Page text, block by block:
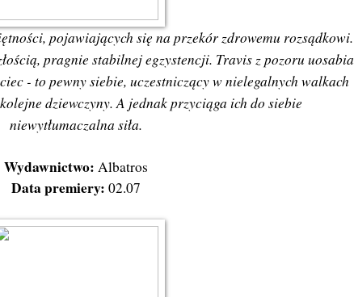
pojawiających się na przekór zdrowemu rozsądkowi.
pragnie stabilnej egzystencji. Travis z pozoru uosabia
- to pewny siebie, uczestniczący w nielegalnych walkach
dziewczyny. A jednak przyciąga ich do siebie
niewytłumaczalna siła.
Wydawnictwo: Albatros
Data premiery: 02.07